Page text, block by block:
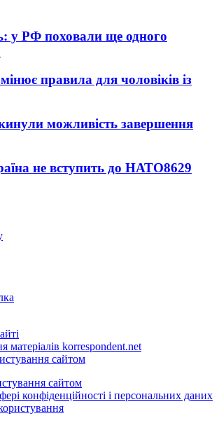
у РФ поховали ще одного
правила для чоловіків із
можливість завершення
не вступить до НАТО8629
матеріалів korrespondent.net
сайтом
сайтом
конфіденційності і персональних даних